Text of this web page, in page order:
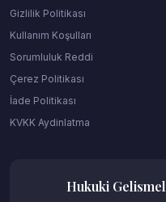
Gizlilik Politikası
Kullanım Koşulları
Sorumluluk Reddi
Çerez Politikası
İade Politikası
KVKK Aydinlatma
Hukuki